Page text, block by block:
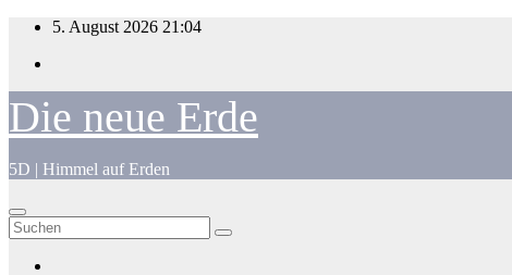
Zum
springen
5. August 2026 21:04
Die neue Erde
5D | Himmel auf Erden